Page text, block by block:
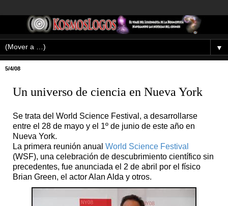
▼
5/4/08
Un universo de ciencia en Nueva York
Se trata del World Science Festival, a desarrollarse
entre el 28 de mayo y el 1º de junio de este año en
Nueva York.
La primera reunión anual World Science Festival
(WSF), una celebración de descubrimiento científico sin
precedentes, fue anunciada el 2 de abril por el físico
Brian Green, el actor Alan Alda y otros.